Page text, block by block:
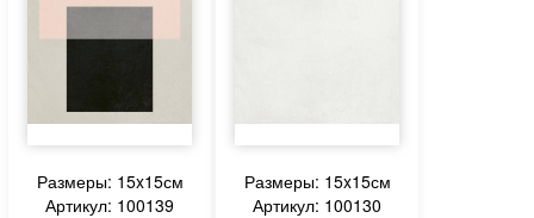
Размеры: 15x15см
Артикул: 100139
Размеры: 15x15см
Артикул: 100130